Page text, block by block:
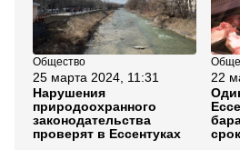
Общество
25 марта 2024, 11:31
Нарушения
природоохранного
законодательства
проверят в Ессентуках
22